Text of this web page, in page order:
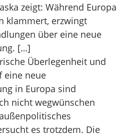
zeigt: Während Europa
klammert, erzwingt
über eine neue
[…]
Überlegenheit und
eine neue
in Europa sind
nicht wegwünschen
es trotzdem. Die